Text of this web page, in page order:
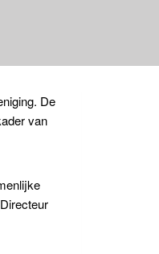
De
van